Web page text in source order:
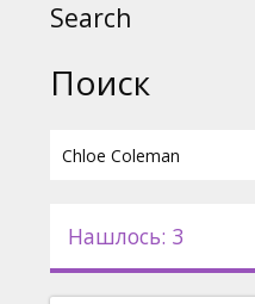
Новости
Search
Поиск
Нашлось: 3